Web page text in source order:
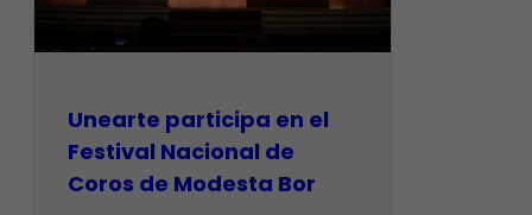
Unearte participa en el
Festival Nacional de
Coros de Modesta Bor